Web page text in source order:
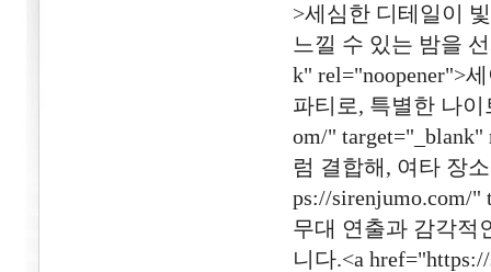
>세심한 디테일이
느낄 수 있는 밤을
k" rel="noopener">
파티로, 특별한 나이
om/"
럼 결합해, 여타 장
ps://sirenjumo.com/"
무대 연출과 감각적
니다.<a